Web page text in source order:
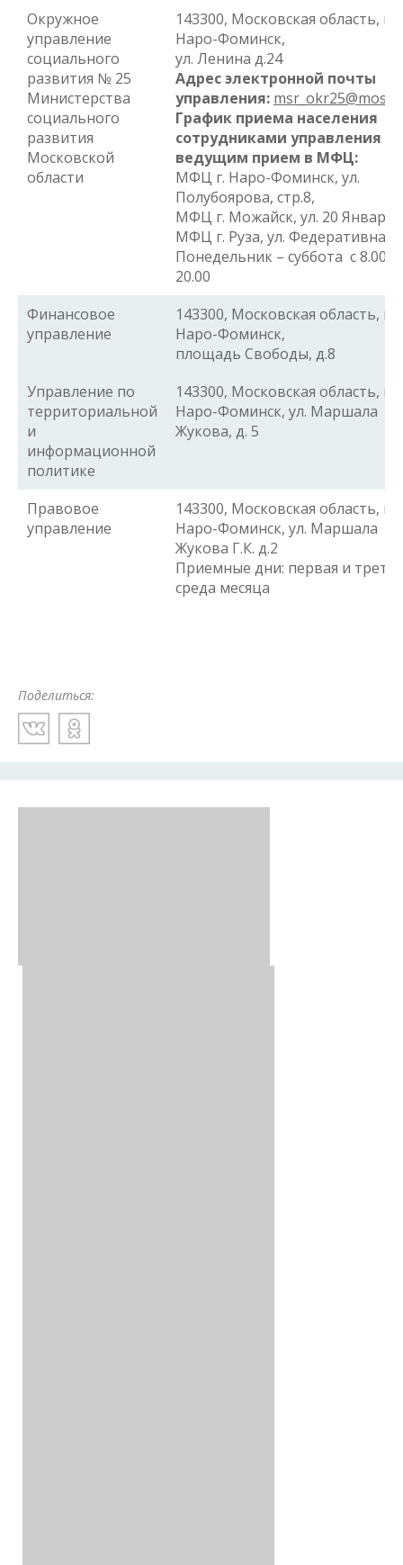
Окружное
управление
социального
развития № 25
Министерства
социального
развития
Московской
области
143300, Московская область, г.
Наро-Фоминск,
ул. Ленина д.24
Адрес электронной почты
управления:
График приема населения
сотрудниками управления
ведущим прием в МФЦ:
МФЦ г. Наро-Фоминск, ул.
Полубоярова, стр.8,
МФЦ г. Можайск, ул. 20 Января,
МФЦ г. Руза, ул. Федеративная,
Понедельник – суббота с 8.00
20.00
Финансовое
управление
143300, Московская область, г.
Наро-Фоминск,
площадь Свободы, д.8
Управление по
территориальной
и
информационной
политике
143300, Московская область, г.
Наро-Фоминск, ул. Маршала
Жукова, д. 5
Правовое
управление
143300, Московская область, г.
Наро-Фоминск, ул. Маршала
Жукова Г.К. д.2
Приемные дни: первая и третья
среда месяца
Поделиться: